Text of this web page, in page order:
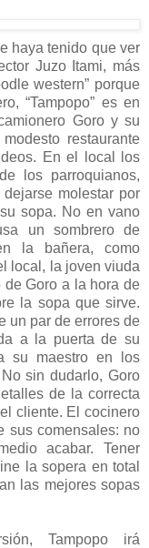
haya tenido que ver
Juzo Itami, más
western” porque
“Tampopo” es en
Goro y su
restaurante
En el local los
los parroquianos,
molestar por
sopa. No en vano
un sombrero de
la bañera, como
local, la joven viuda
de Goro a la hora de
la sopa que sirve.
un par de errores de
a la puerta de su
su maestro en los
sin dudarlo, Goro
de la correcta
cliente. El cocinero
sus comensales: no
acabar. Tener
la sopera en total
las mejores sopas
Tampopo irá